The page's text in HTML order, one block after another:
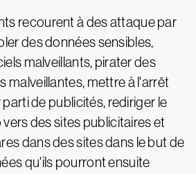
recourent à des attaque par
des données sensibles,
malveillants, pirater des
malveillantes, mettre à l'arrêt
de publicités, rediriger le
des sites publicitaires et
dans des sites dans le but de
qu'ils pourront ensuite